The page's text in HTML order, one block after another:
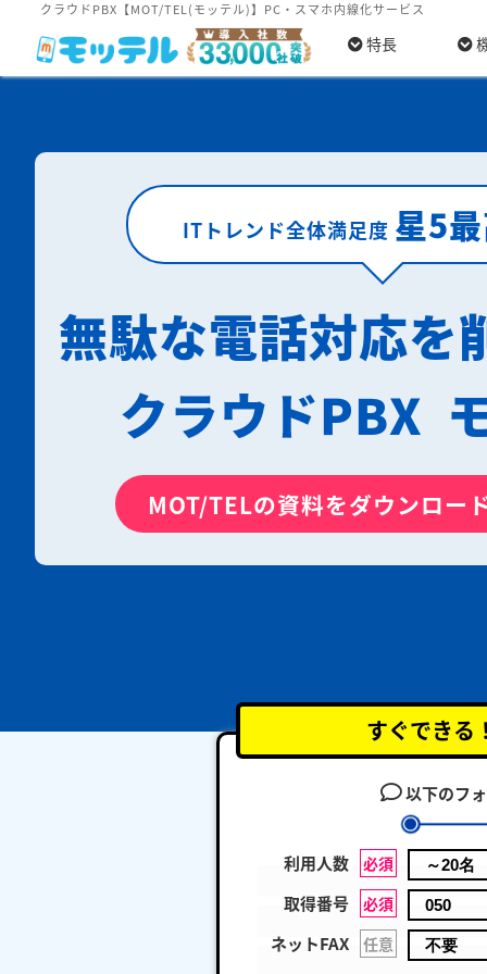
クラウドPBX【MOT/TEL(モッテル)】PC・スマホ内線化サービス
特長
ITトレンド全体満足度 星5
無駄な電話対応を
クラウドPBX
MOT/TELの資料をダウンロー
すぐできる
以下のフ
利用人数 必須
取得番号 必須
ネットFAX 任意